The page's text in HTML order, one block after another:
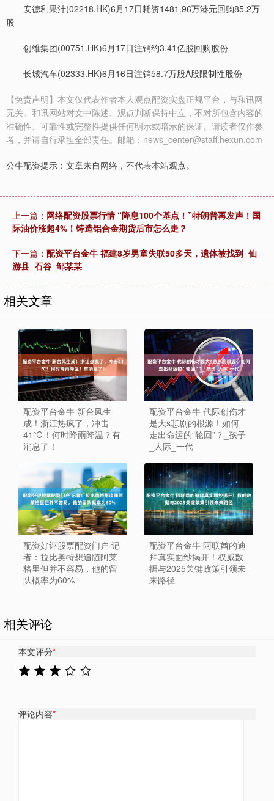
安德利果汁(02218.HK)6月17日耗资1481.96万港元回购85.2万
股
创维集团(00751.HK)6月17日注销约3.41亿股回购股份
长城汽车(02333.HK)6月16日注销58.7万股A股限制性股份
【免责声明】本文仅代表作者本人观点配资实盘正规平台，与和讯网
无关。和讯网站对文中陈述、观点判断保持中立，不对所包含内容的
准确性、可靠性或完整性提供任何明示或暗示的保证。请读者仅作参
考，并请自行承担全部责任。邮箱：news_center@staff.hexun.com
公牛配资提示：文章来自网络，不代表本站观点。
上一篇： 网络配资股票行情 “降息100个基点！”特朗普再发声！国
际油价涨超4%！铸造铝合金期货后市怎么走？
下一篇： 配资平台金牛 福建8岁男童失联50多天，遗体被找到_仙
游县_石谷_邹某某
相关文章
配资平台金牛 新台风生
成！浙江热疯了，冲击
41℃！何时降雨降温？有
消息了！
配资平台金牛 代际创伤才
是大s悲剧的根源！如何
走出命运的“轮回”？_孩子
_人际_一代
配资好评股票配资门户 记
者：拉比奥特想追随阿莱
格里但并不容易，他的留
队概率为60%
配资平台金牛 阿联酋的迪
拜真实面纱揭开！权威数
据与2025关键政策引领未
来路径
相关评论
本文评分*
评论内容*